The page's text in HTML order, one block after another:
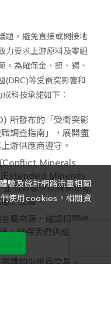
題，避免直接或間接地
力要求上游原料及零組
。為確保金、鉭、錫、
(DRC)等受衝突影響和
科技承諾如下：
所發布的「受衝突影
調查指南」，展開盡
游供應商遵守。
Minerals
Minerals
同時要求供應商承諾
之金屬。
屬來源，確認相關物
，確保我們供應鏈之
體的供應商交易。
驗及統計網路流量相關
使用cookies。相關資